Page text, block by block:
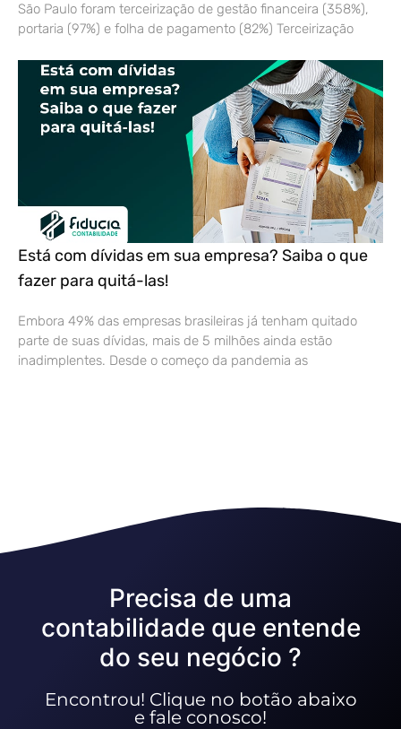
São Paulo foram terceirização de gestão financeira (358%),
portaria (97%) e folha de pagamento (82%) Terceirização
Está com dívidas em sua empresa? Saiba o que
fazer para quitá-las!
Embora 49% das empresas brasileiras já tenham quitado
parte de suas dívidas, mais de 5 milhões ainda estão
inadimplentes. Desde o começo da pandemia as
Precisa de uma
contabilidade que entende
do seu negócio ?
Encontrou! Clique no botão abaixo
e fale conosco!